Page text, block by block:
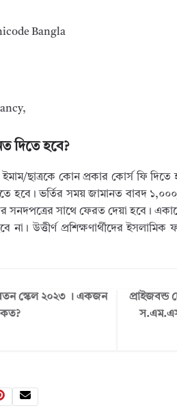
Bangla
দিতে হবে?
ইমাম/ছাত্রকে কোন প্রকার কোর্স ফি দিতে
হবে। ভর্তির সময় জামানত বাবদ
সাথে ফেরত দেয়া হবে।
না। উত্তীর্ণ প্রশিক্ষণার্থীদের
স্কেল ২০২৩ । একজন
কত?
প্রাইজবন্ড
স.এম.এস